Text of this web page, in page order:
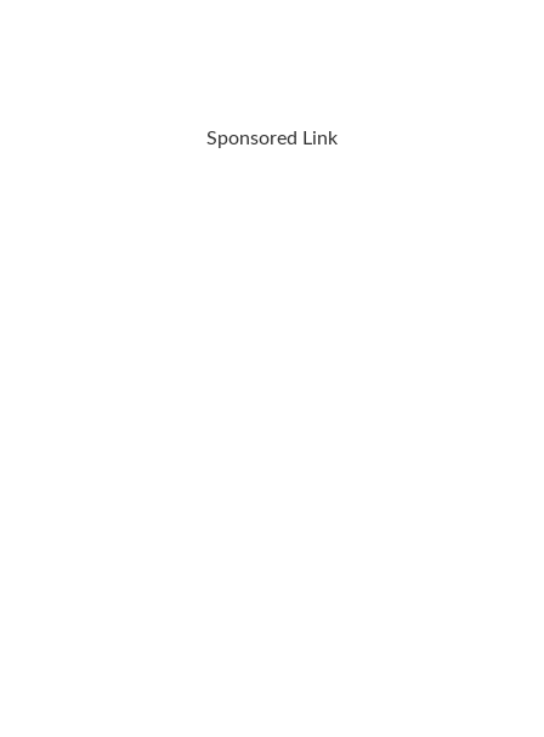
Sponsored Link